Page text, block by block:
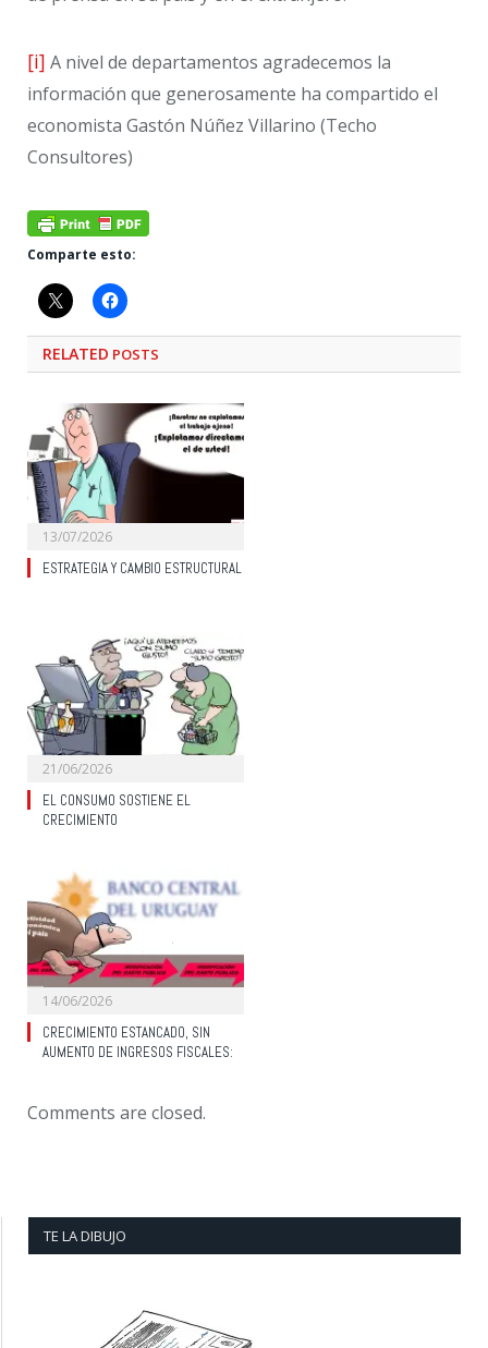
[i] A nivel de departamentos agradecemos la
información que generosamente ha compartido el
economista Gastón Núñez Villarino (Techo
Consultores)
Comparte esto:
RELATED POSTS
13/07/2026
ESTRATEGIA Y CAMBIO ESTRUCTURAL
21/06/2026
EL CONSUMO SOSTIENE EL
CRECIMIENTO
14/06/2026
CRECIMIENTO ESTANCADO, SIN
AUMENTO DE INGRESOS FISCALES:
Comments are closed.
TE LA DIBUJO